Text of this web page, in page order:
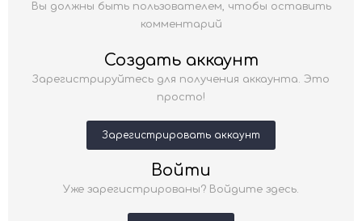
Вы должны быть пользователем, чтобы оставить
комментарий
Создать аккаунт
Зарегистрируйтесь для получения аккаунта. Это
просто!
Зарегистрировать аккаунт
Войти
Уже зарегистрированы? Войдите здесь.